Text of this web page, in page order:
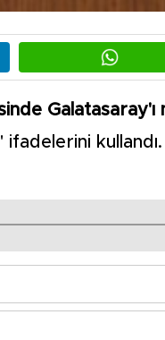
ifadelerini kullandı.